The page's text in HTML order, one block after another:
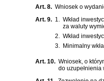
Art. 8. Wniosek o
Art. 9. 1.
Wkład
za waluty
2.
Wkład
3.
Minimalny
Art. 10. Wniosek, o
do uzupełnienia